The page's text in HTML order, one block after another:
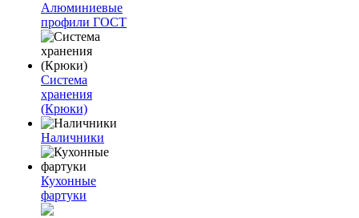
Алюминиевые
профили ГОСТ
Система
хранения
(Крюки)
Наличники
Кухонные
фартуки